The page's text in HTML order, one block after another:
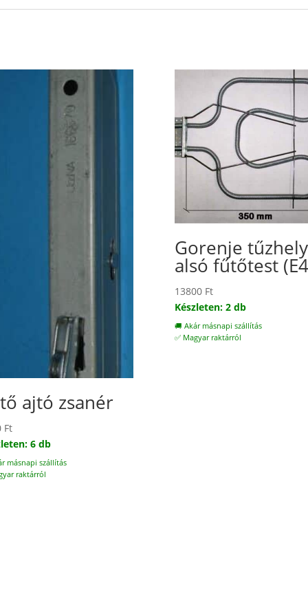
ajtó zsanér
Ft
6 db
másnapi szállítás
raktárról
Gorenje tűzhely
alsó fűtőtest
13800 Ft
Készleten: 2 db
🚚 Akár másnapi szállítás
✅ Magyar raktárról